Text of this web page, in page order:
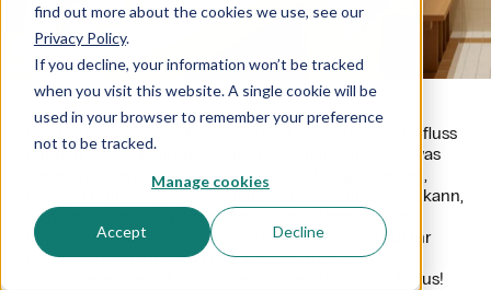
find out more about the cookies we use, see our
Privacy Policy.
If you decline, your information won’t be tracked
when you visit this website. A single cookie will be
used in your browser to remember your preference
not to be tracked.
Manage cookies
Accept Decline
Eindruck der Sanitäranlagen
hat einen großen Einfluss
auf den Gesamteindruck eines Unternehmens. Und was
diese Wahrnehmung angeht: Untersuchungen zeigen,
dass ein Raum oder eine Toilette noch so sauber sein kann,
wenn es nicht frisch riecht, erzeugt das trotzdem ein
negatives Erlebnis. Und das wirkt sich wiederum auf Ihr
gesamtes Unternehmen aus. Die Beduftung vo
Sanitärbereichen ist also sicherlich kein unnötiger Luxus!